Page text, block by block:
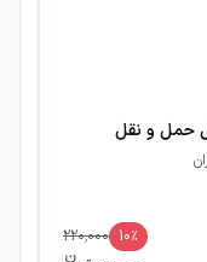
حمل و نقل
220,000 10٪